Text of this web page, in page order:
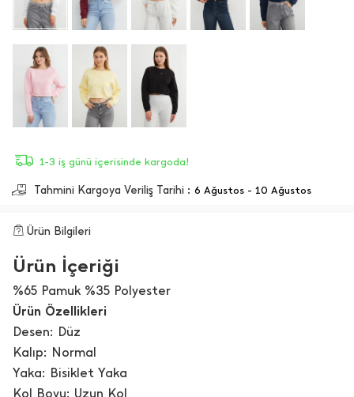
1-3 iş günü içerisinde kargoda!
Tahmini Kargoya Veriliş Tarihi : 6 Ağustos - 10 Ağustos
Ürün Bilgileri
Ürün İçeriği
%65 Pamuk %35 Polyester
Ürün Özellikleri
Desen: Düz
Kalıp: Normal
Yaka: Bisiklet Yaka
Kol Boyu: Uzun Kol